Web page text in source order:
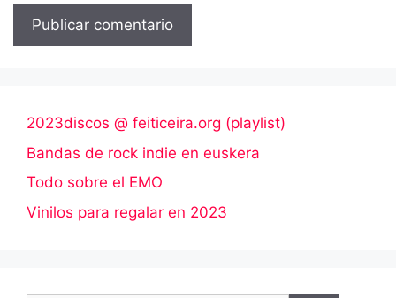
2023discos @ feiticeira.org (playlist)
Bandas de rock indie en euskera
Todo sobre el EMO
Vinilos para regalar en 2023